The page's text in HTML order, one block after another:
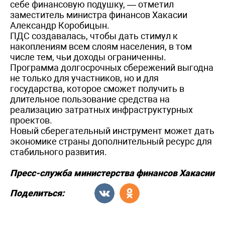
себе финансовую подушку, — отметил
заместитель министра финансов Хакасии
Александр Коробицын.
ПДС создавалась, чтобы дать стимул к
накоплениям всем слоям населения, в том
числе тем, чьи доходы ограниченны.
Программа долгосрочных сбережений выгодна
не только для участников, но и для
государства, которое сможет получить в
длительное пользование средства на
реализацию затратных инфраструктурных
проектов.
Новый сберегательный инструмент может дать
экономике страны дополнительный ресурс для
стабильного развития.
Пресс-служба министерства финансов Хакасии
Поделиться: